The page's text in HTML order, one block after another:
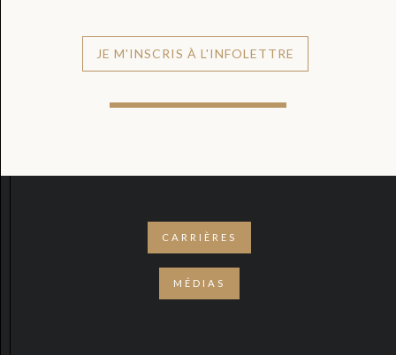
JE M'INSCRIS À L'INFOLETTRE
CARRIÈRES
MÉDIAS